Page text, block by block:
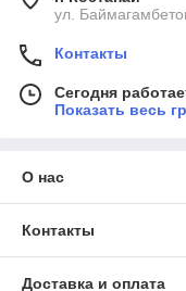
ул.
Контакты
Сегодня
Показать весь
О нас
Контакты
Доставка и оплата